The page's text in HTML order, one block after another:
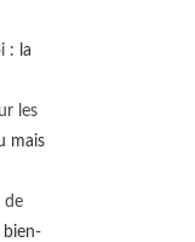
: la
les
mais
de
bien-